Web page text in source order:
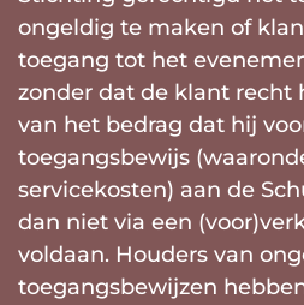
ongeldig te maken of
toegang tot het
zonder dat de klant recht
van het bedrag dat hij
toegangsbewijs
servicekosten) aan de
dan niet via een
voldaan. Houders van
toegangsbewijzen